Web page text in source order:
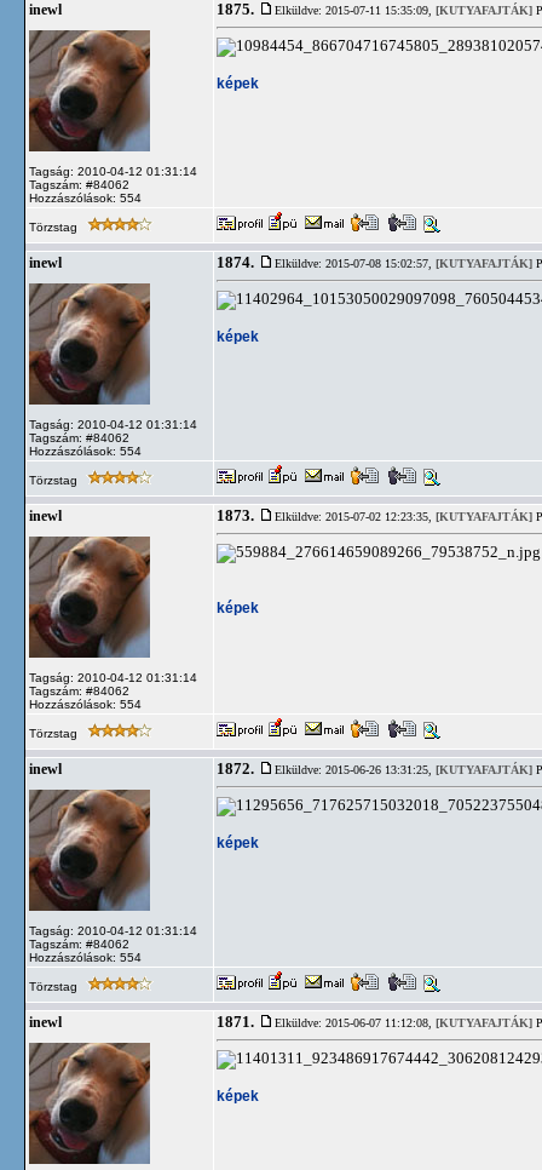
inewl
Tagság: 2010-04-12 01:31:14
Tagszám: #84062
Hozzászólások: 554
1875. Elküldve: 2015-07-11 15:35:09, [KUTYAFAJTÁK]
képek
Törzstag
inewl
Tagság: 2010-04-12 01:31:14
Tagszám: #84062
Hozzászólások: 554
1874. Elküldve: 2015-07-08 15:02:57, [KUTYAFAJTÁK]
képek
Törzstag
inewl
Tagság: 2010-04-12 01:31:14
Tagszám: #84062
Hozzászólások: 554
1873. Elküldve: 2015-07-02 12:23:35, [KUTYAFAJTÁK]
képek
Törzstag
inewl
Tagság: 2010-04-12 01:31:14
Tagszám: #84062
Hozzászólások: 554
1872. Elküldve: 2015-06-26 13:31:25, [KUTYAFAJTÁK]
képek
Törzstag
inewl 1871. Elküldve: 2015-06-07 11:12:08, [KUTYAFAJTÁK]
képek